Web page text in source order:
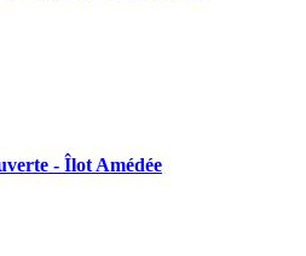
- Îlot Amédée